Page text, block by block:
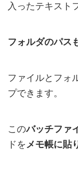
入ったテキスト
フォルダのパス
ファイルとフォ
プできます。
このバッチファ
ドを メモ帳に貼